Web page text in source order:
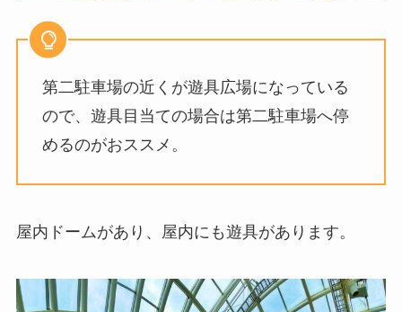
第二駐車場の近くが遊具広場になっている
ので、遊具目当ての場合は第二駐車場へ停
めるのがおススメ。
屋内ドームがあり、屋内にも遊具があります。